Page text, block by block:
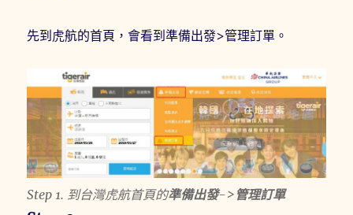
先到虎航的首頁，會看到準備出發>管理訂單。
Step 1. 到台灣虎航首頁的準備出發-> 管理訂單